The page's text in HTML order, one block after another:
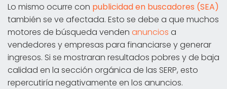
Lo mismo ocurre con publicidad en buscadores (SEA)
también se ve afectada. Esto se debe a que muchos
motores de búsqueda venden anuncios a
vendedores y empresas para financiarse y generar
ingresos. Si se mostraran resultados pobres y de baja
calidad en la sección orgánica de las SERP, esto
repercutiría negativamente en los anuncios.